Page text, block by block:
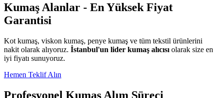
Kumaş Alanlar - En Yüksek Fiyat
Garantisi
Kot kumaş, viskon kumaş, penye kumaş ve tüm tekstil ürünlerini
nakit olarak alıyoruz. İstanbul'un lider kumaş alıcısı olarak size en
iyi fiyatı sunuyoruz.
Hemen Teklif Alın
Profesyonel Kumaş Alım Süreci